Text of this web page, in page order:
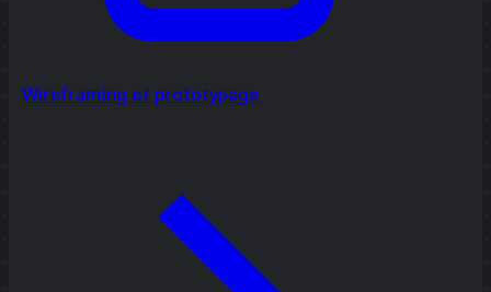
Wireframing et prototypage